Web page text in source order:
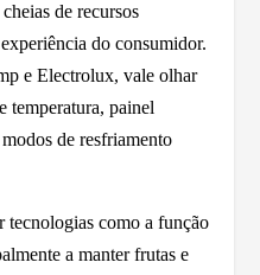
de recursos
do consumidor.
e Electrolux, vale olhar
temperatura, painel
de resfriamento
tecnologias como a função
a manter frutas e